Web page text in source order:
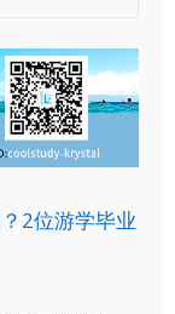
2位游学毕业